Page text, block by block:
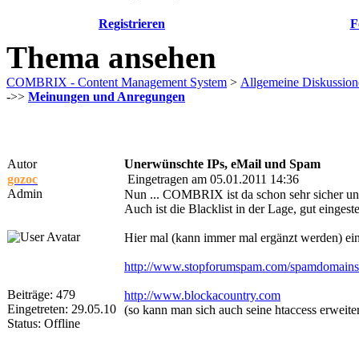
Registrieren
Thema ansehen
COMBRIX - Content Management System > Allgemeine
->> Meinungen und Anregungen
Autor
Unerwünschte IPs, eMail und Spam
gozoc
Admin
Beiträge: 479
Eingetreten: 29.05.10
Status: Offline
Eingetragen am 05.01.2011 14:36
Nun ... COMBRIX ist da schon sehr sicher
Auch ist die Blacklist in der Lage, gut
Hier mal (kann immer mal ergänzt werden)
http://www.stopforumspam.com/
http://www.blockacountry.com
(so kann man sich auch seine htaccess